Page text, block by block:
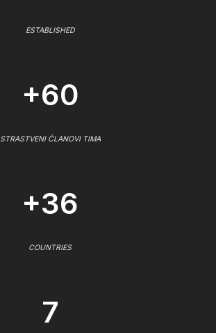
ESTABLISHED
+60
STRASTVENI ČLANOVI TIMA
+36
COUNTRIES
7